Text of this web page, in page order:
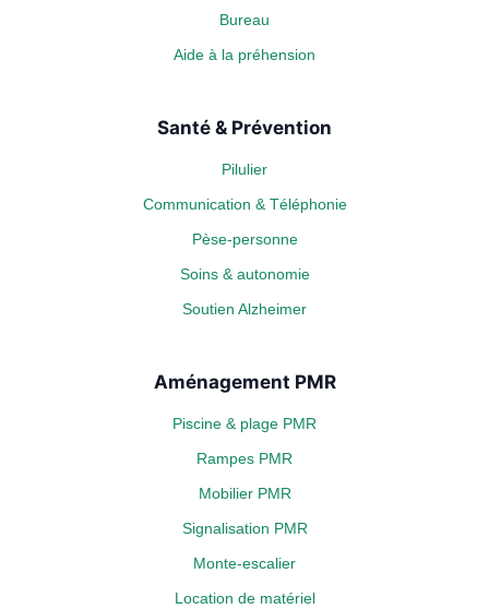
Bureau
Aide à la préhension
Santé & Prévention
Pilulier
Communication & Téléphonie
Pèse-personne
Soins & autonomie
Soutien Alzheimer
Aménagement PMR
Piscine & plage PMR
Rampes PMR
Mobilier PMR
Signalisation PMR
Monte-escalier
Location de matériel